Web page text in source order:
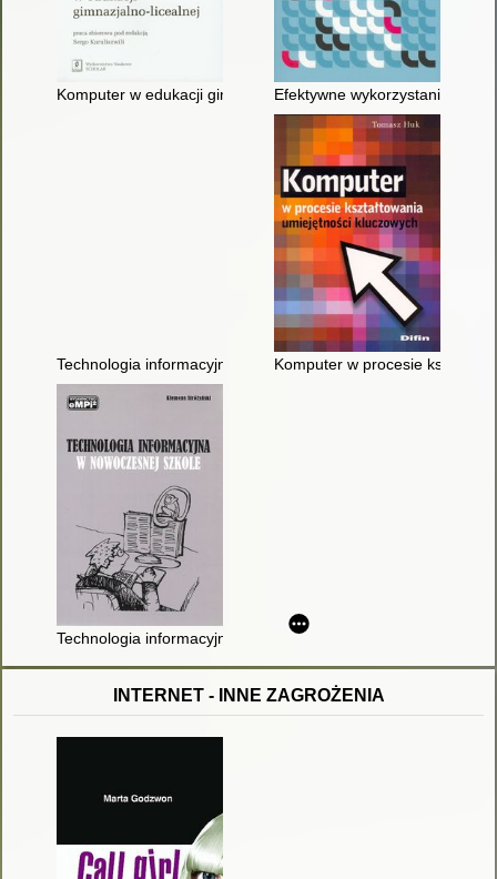
Komputer w edukacji gimnazjalno-licealnej : praca zbiorowa
Efektywne wykorzystanie
Technologia informacyjna w polskiej szkole : stan i zadania
Komputer w procesie
Technologia informacyjna w nowoczesnej szkole : poradnik
INTERNET - INNE ZAGROŻENIA